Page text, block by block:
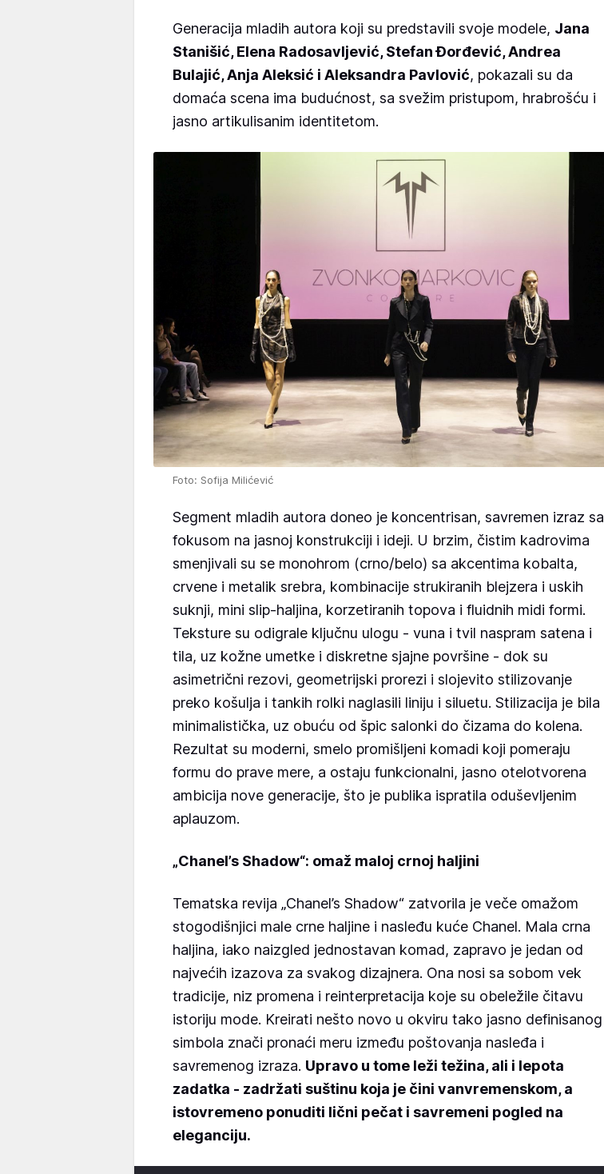
Generacija mladih autora koji su predstavili svoje modele, Jana
Stanišić, Elena Radosavljević, Stefan Đorđević, Andrea
Bulajić, Anja Aleksić i Aleksandra Pavlović, pokazali su da
domaća scena ima budućnost, sa svežim pristupom, hrabrošću i
jasno artikulisanim identitetom.
Foto: Sofija Milićević
Segment mladih autora doneo je koncentrisan, savremen izraz sa
fokusom na jasnoj konstrukciji i ideji. U brzim, čistim kadrovima
smenjivali su se monohrom (crno/belo) sa akcentima kobalta,
crvene i metalik srebra, kombinacije strukiranih blejzera i uskih
suknji, mini slip-haljina, korzetiranih topova i fluidnih midi formi.
Teksture su odigrale ključnu ulogu - vuna i tvil naspram satena i
tila, uz kožne umetke i diskretne sjajne površine - dok su
asimetrični rezovi, geometrijski prorezi i slojevito stilizovanje
preko košulja i tankih rolki naglasili liniju i siluetu. Stilizacija je bila
minimalistička, uz obuću od špic salonki do čizama do kolena.
Rezultat su moderni, smelo promišljeni komadi koji pomeraju
formu do prave mere, a ostaju funkcionalni, jasno otelotvorena
ambicija nove generacije, što je publika ispratila oduševljenim
aplauzom.
„Chanel’s Shadow“: omaž maloj crnoj haljini
Tematska revija „Chanel’s Shadow“ zatvorila je veče omažom
stogodišnjici male crne haljine i nasleđu kuće Chanel. Mala crna
haljina, iako naizgled jednostavan komad, zapravo je jedan od
najvećih izazova za svakog dizajnera. Ona nosi sa sobom vek
tradicije, niz promena i reinterpretacija koje su obeležile čitavu
istoriju mode. Kreirati nešto novo u okviru tako jasno definisanog
simbola znači pronaći meru između poštovanja nasleđa i
savremenog izraza. Upravo u tome leži težina, ali i lepota
zadatka - zadržati suštinu koja je čini vanvremenskom, a
istovremeno ponuditi lični pečat i savremeni pogled na
eleganciju.